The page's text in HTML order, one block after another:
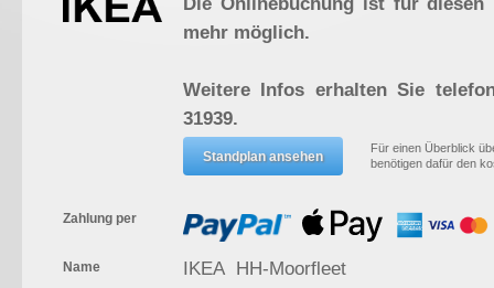
mehr möglich.
Weitere Infos erhalten Sie
31939.
Für einen Überblick
benötigen dafür den
Zahlung per
Name IKEA HH-Moorfleet